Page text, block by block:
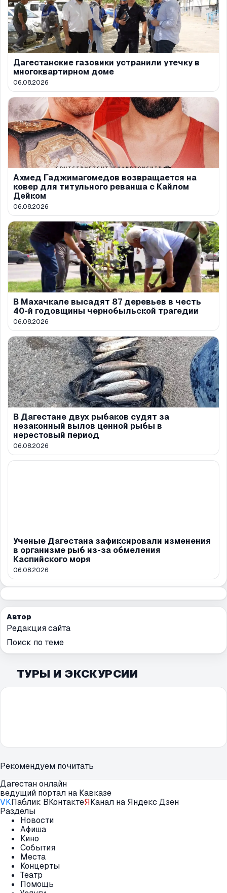
Дагестанские газовики устранили утечку в
многоквартирном доме
06.08.2026
Ахмед Гаджимагомедов возвращается на
ковер для титульного реванша с Кайлом
Дейком
06.08.2026
В Махачкале высадят 87 деревьев в честь
40-й годовщины чернобыльской трагедии
06.08.2026
В Дагестане двух рыбаков судят за
незаконный вылов ценной рыбы в
нерестовый период
06.08.2026
Ученые Дагестана зафиксировали изменения
в организме рыб из-за обмеления
Каспийского моря
06.08.2026
Автор
Редакция сайта
Поиск по теме
ТУРЫ И ЭКСКУРСИИ
Рекомендуем почитать
Дагестан онлайн
ведущий портал на Кавказе
VKПаблик ВКонтактеЯКанал на Яндекс Дзен
Разделы
Новости
Афиша
Кино
События
Места
Концерты
Театр
Помощь